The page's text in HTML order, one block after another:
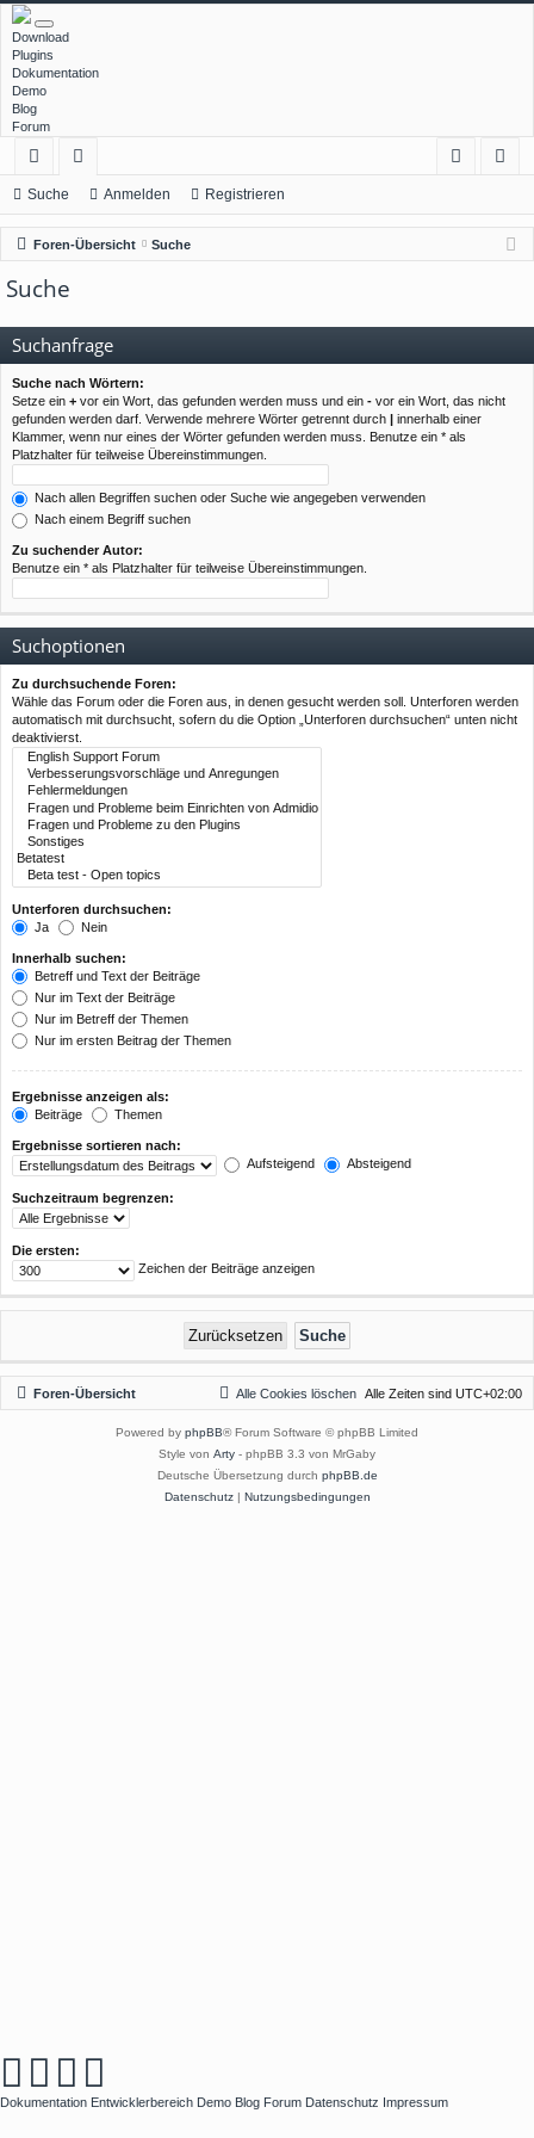
Download
Plugins
Dokumentation
Demo
Blog
Forum
ch
ne
llz
ug
rif
f
en
m
el
ist
rie
Suche Anmelden Registrieren
Foren-Übersicht Suche
Suche
Suchanfrage
Suche nach Wörtern:
Setze ein + vor ein Wort, das gefunden werden muss und ein - vor ein Wort, das nicht
gefunden werden darf. Verwende mehrere Wörter getrennt durch | innerhalb einer
Klammer, wenn nur eines der Wörter gefunden werden muss. Benutze ein * als
Platzhalter für teilweise Übereinstimmungen.
Nach allen Begriffen suchen oder Suche wie angegeben verwenden
Nach einem Begriff suchen
Zu suchender Autor:
Benutze ein * als Platzhalter für teilweise Übereinstimmungen.
Suchoptionen
Zu durchsuchende Foren:
Wähle das Forum oder die Foren aus, in denen gesucht werden soll. Unterforen werden
automatisch mit durchsucht, sofern du die Option „Unterforen durchsuchen“ unten nicht
deaktivierst.
Unterforen durchsuchen:
Ja
Nein
Innerhalb suchen:
Betreff und Text der Beiträge
Nur im Text der Beiträge
Nur im Betreff der Themen
Nur im ersten Beitrag der Themen
Ergebnisse anzeigen als:
Beiträge
Themen
Ergebnisse sortieren nach:
Aufsteigend
Absteigend
Suchzeitraum begrenzen:
Die ersten:
Zeichen der Beiträge anzeigen
Foren-Übersicht Alle Zeiten sind UTC+02:00
Alle Cookies löschen
Powered by phpBB® Forum Software © phpBB Limited
Style von Arty - phpBB 3.3 von MrGaby
Deutsche Übersetzung durch phpBB.de
Datenschutz| Nutzungsbedingungen
Dokumentation Entwicklerbereich Demo Blog Forum Datenschutz Impressum